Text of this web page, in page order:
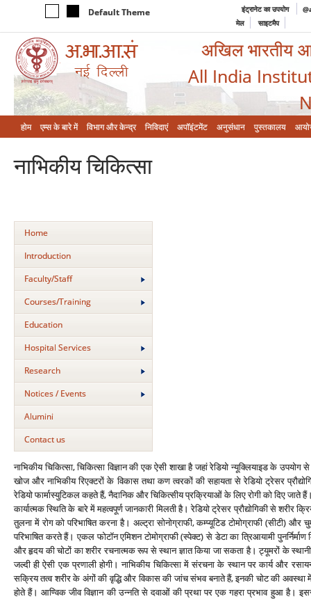
Default Theme इंट्रानेट का उपयोग
मेल
साइटमैप
अखिल भारतीय
All India
होम एम्‍स के बारे में विभाग और केन्‍द्र निविदाएं अपॉइंटमेंट अनुसंधान पुस्तकालय
नाभिकीय चिकित्‍सा
Home
Introduction
Faculty/Staff
Courses/Training
Education
Hospital Services
Research
Notices / Events
Alumini
Contact us
नाभिकीय चिकित्‍सा, चिकित्‍सा विज्ञान की एक ऐसी शाखा है जहां रेडियो न्‍यूक्लियाइड के
खोज और नाभिकीय रिएक्‍टरों के विकास तथा कण त्‍वरकों की सहायता से रेडियो ट्रेसर
रेडियो फार्मास्‍युटिकल कहते हैं, नैदानिक और चिकित्‍सीय प्रक्रियाओं के लिए रोगी को दिए
कार्यात्‍मक स्थिति के बारे में महत्‍वपूर्ण जानकारी मिलती है। रेडियो ट्रेसर प्रौद्योगिकी से शरीर
तुलना में रोग को परिभाषित करना है। अल्‍ट्रा सोनोग्राफी, कम्‍प्‍यूटिड टोमोग्राफी
परिभाषित करते हैं। एकल फोटॉन एमिशन टोमोग्राफी (स्‍पेक्‍ट) से डेटा का त्रिआयामी
और हृदय की चोटों का शरीर रचनात्‍मक रूप से स्‍थान ज्ञात किया जा सकता है। ट्यूमरों के
जल्‍दी ही ऐसी एक प्रणाली होगी। नाभिकीय चिकित्‍सा में संरचना के स्‍थान पर कार्य और
सक्रिय तत्‍व शरीर के अंगों की वृद्धि और विकास की जांच संभव बनाते हैं, इनकी चोट की
होते हैं। आण्विक जीव विज्ञान की उन्‍नति से दवाओं की प्रथा पर एक गहरा प्रभाव हुआ है।